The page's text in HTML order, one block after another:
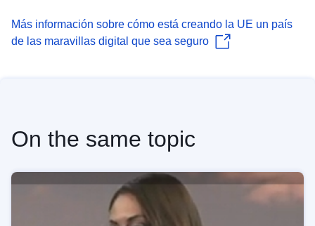
Más información sobre cómo está creando la UE un país
de las maravillas digital que sea seguro
On the same topic